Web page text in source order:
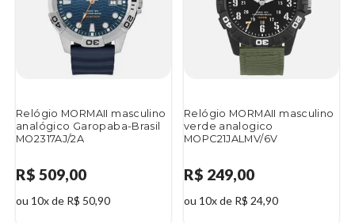
Relógio MORMAII masculino
analógico Garopaba-Brasil
MO2317AJ/2A
R$ 509,00
ou 10x de R$ 50,90
Relógio MORMAII masculino
verde analogico
MOPC21JALMV/6V
R$ 249,00
ou 10x de R$ 24,90